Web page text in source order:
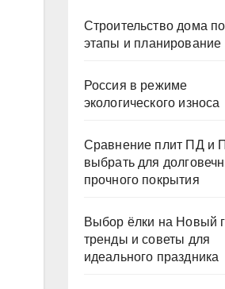
Строительство дома
этапы и
Россия в режиме
экологического износа
Сравнение плит ПД и
выбрать для
прочного покрытия
Выбор ёлки на Новый
тренды и советы для
идеального праздника